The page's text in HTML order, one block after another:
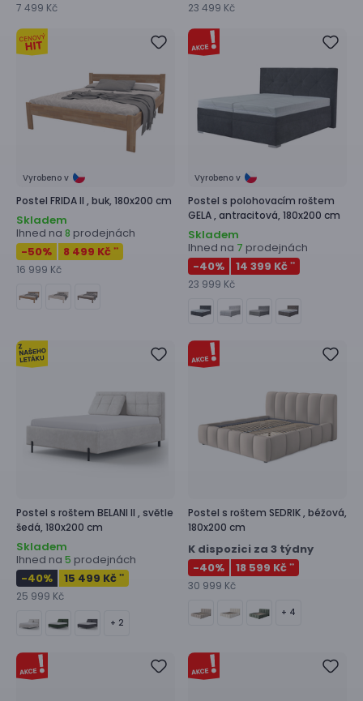
7 499 Kč 23 499 Kč
Vyrobeno v
Postel FRIDA II , buk, 180x200 cm
Skladem
Ihned na 8 prodejnách
-50% 8 499 Kč **
16 999 Kč
Vyrobeno v
Postel s polohovacím roštem
GELA , antracitová, 180x200 cm
Skladem
Ihned na 7 prodejnách
-40% 14 399 Kč **
23 999 Kč
Postel s roštem BELANI II , světle
šedá, 180x200 cm
Skladem
Ihned na 5 prodejnách
-40% 15 499 Kč **
25 999 Kč
+ 2
Postel s roštem SEDRIK , béžová,
180x200 cm
K dispozici za 3 týdny
-40% 18 599 Kč **
30 999 Kč
+ 4